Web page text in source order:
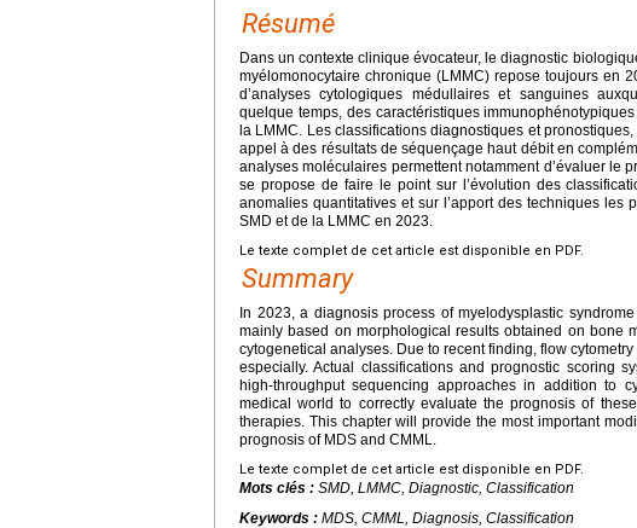
Résumé
Dans un contexte clinique évocateur, le diagnostic
myélomonocytaire chronique (LMMC) repose toujours en
d’analyses cytologiques médullaires et sanguines
quelque temps, des caractéristiques
la LMMC. Les classifications diagnostiques et
appel à des résultats de séquençage haut débit en
analyses moléculaires permettent notamment d’évaluer le
se propose de faire le point sur l’évolution des
anomalies quantitatives et sur l’apport des techniques
SMD et de la LMMC en 2023.
Le texte complet de cet article est disponible en PDF.
Summary
In 2023, a diagnosis process of myelodysplastic
mainly based on morphological results obtained on bone
cytogenetical analyses. Due to recent finding, flow
especially. Actual classifications and prognostic scoring
high-throughput sequencing approaches in addition to
medical world to correctly evaluate the prognosis of
therapies. This chapter will provide the most important
prognosis of MDS and CMML.
Le texte complet de cet article est disponible en PDF.
Mots clés : SMD, LMMC, Diagnostic, Classification
Keywords : MDS, CMML, Diagnosis, Classification